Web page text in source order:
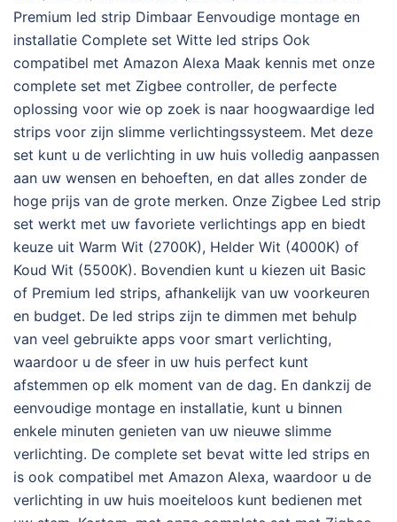
Premium led strip Dimbaar Eenvoudige montage en
installatie Complete set Witte led strips Ook
compatibel met Amazon Alexa Maak kennis met onze
complete set met Zigbee controller, de perfecte
oplossing voor wie op zoek is naar hoogwaardige led
strips voor zijn slimme verlichtingssysteem. Met deze
set kunt u de verlichting in uw huis volledig aanpassen
aan uw wensen en behoeften, en dat alles zonder de
hoge prijs van de grote merken. Onze Zigbee Led strip
set werkt met uw favoriete verlichtings app en biedt
keuze uit Warm Wit (2700K), Helder Wit (4000K) of
Koud Wit (5500K). Bovendien kunt u kiezen uit Basic
of Premium led strips, afhankelijk van uw voorkeuren
en budget. De led strips zijn te dimmen met behulp
van veel gebruikte apps voor smart verlichting,
waardoor u de sfeer in uw huis perfect kunt
afstemmen op elk moment van de dag. En dankzij de
eenvoudige montage en installatie, kunt u binnen
enkele minuten genieten van uw nieuwe slimme
verlichting. De complete set bevat witte led strips en
is ook compatibel met Amazon Alexa, waardoor u de
verlichting in uw huis moeiteloos kunt bedienen met